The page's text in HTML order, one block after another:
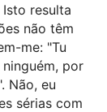
resulta
não têm
me: "Tu
por
Não, eu
sérias com